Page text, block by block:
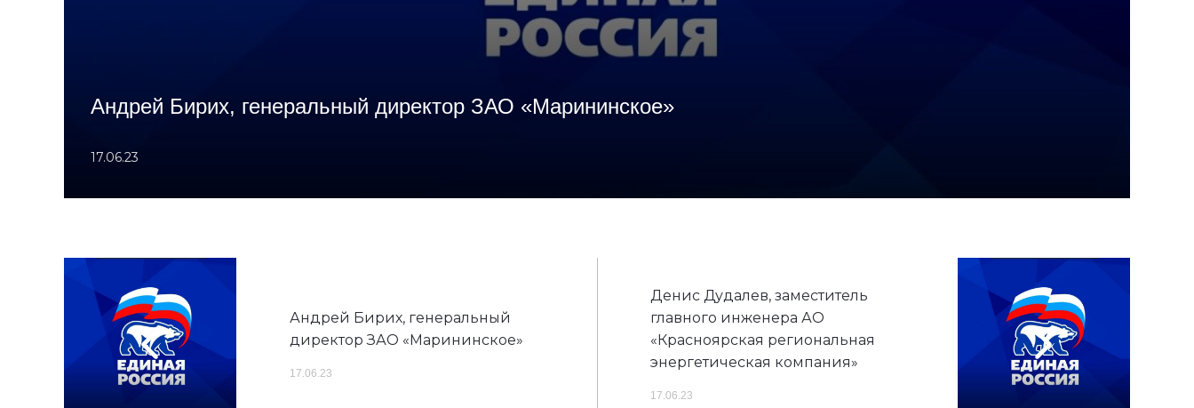
Андрей Бирих, генеральный директор ЗАО «Марининское»
17.06.23
Андрей Бирих, генеральный
директор ЗАО «Марининское»
17.06.23
Денис Дудалев, заместитель
главного инженера АО
«Красноярская региональная
энергетическая компания»
17.06.23